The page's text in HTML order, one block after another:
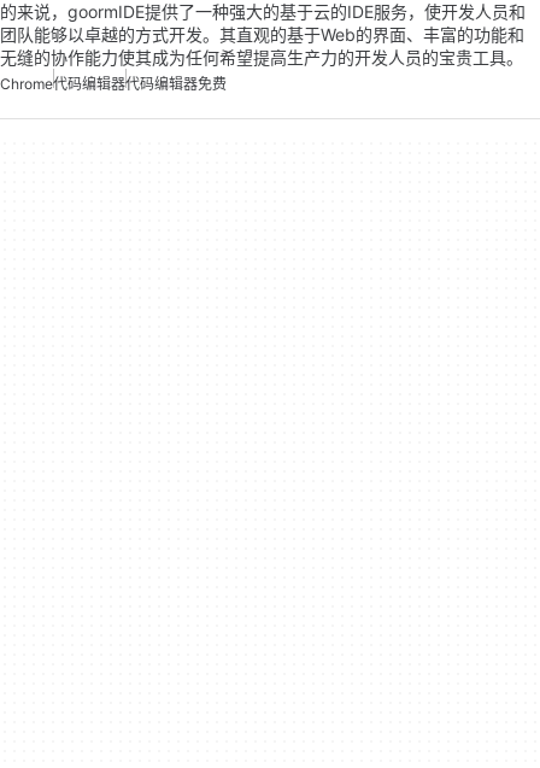
的来说，goormIDE提供了一种强大的基于云的IDE服务，使开发人员和
团队能够以卓越的方式开发。其直观的基于Web的界面、丰富的功能和
无缝的协作能力使其成为任何希望提高生产力的开发人员的宝贵工具。
Chrome代码编辑器代码编辑器免费